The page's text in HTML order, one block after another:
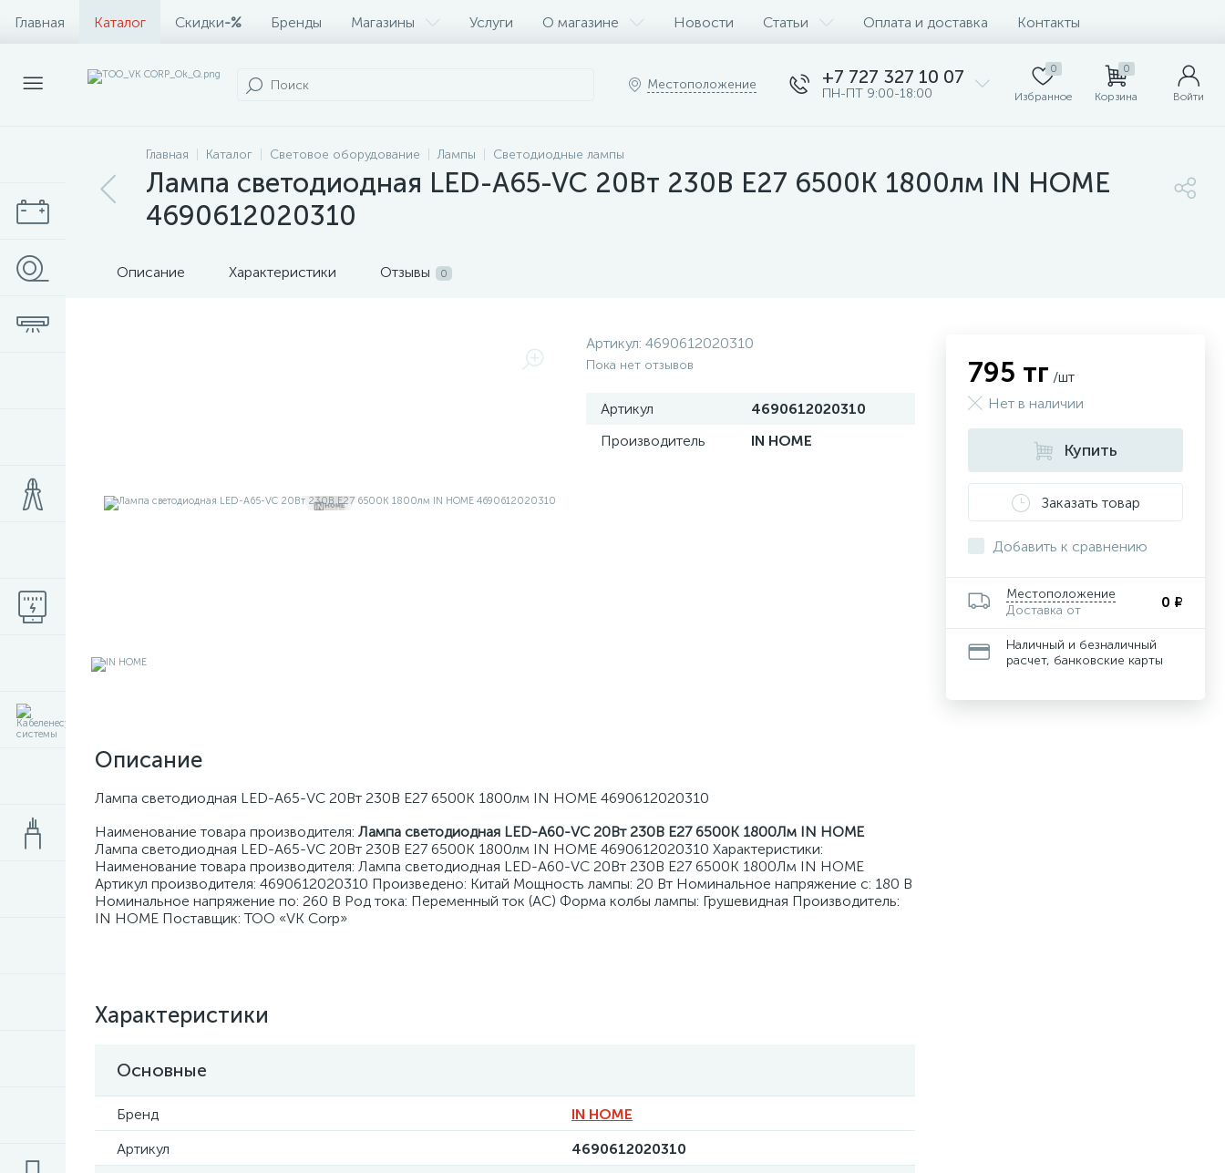
Главная Каталог Скидки-% Бренды Магазины Услуги О магазине Новости Статьи Оплата и доставка Контакты
Местоположение +7 727 327 10 07
ПН-ПТ 9:00-18:00
0
Избранное
0
Корзина Войти
Главная Каталог Световое оборудование Лампы Светодиодные лампы
Лампа светодиодная LED-A65-VC 20Вт 230В E27 6500К 1800лм IN HOME
4690612020310
Описание Характеристики Отзывы 0
Артикул: 4690612020310
Пока нет отзывов
Артикул
4690612020310
Производитель
IN HOME
Описание
Лампа светодиодная LED-A65-VC 20Вт 230В E27 6500К 1800лм IN HOME 4690612020310
Наименование товара производителя: Лампа светодиодная LED-A60-VC 20Вт 230В Е27 6500К 1800Лм IN HOME
Лампа светодиодная LED-A65-VC 20Вт 230В E27 6500К 1800лм IN HOME 4690612020310 Характеристики:
Наименование товара производителя: Лампа светодиодная LED-A60-VC 20Вт 230В Е27 6500К 1800Лм IN HOME
Артикул производителя: 4690612020310 Произведено: Китай Мощность лампы: 20 Вт Номинальное напряжение с: 180 В
Номинальное напряжение по: 260 В Род тока: Переменный ток (AC) Форма колбы лампы: Грушевидная Производитель:
IN HOME Поставщик: ТОО «VK Corp»
Характеристики
Основные
Бренд
IN HOME
Артикул
4690612020310
795 тг /шт
Нет в наличии
Купить
Заказать товар
Добавить к сравнению
Местоположение
Доставка от
0 ₽
Наличный и безналичный
расчет, банковские карты